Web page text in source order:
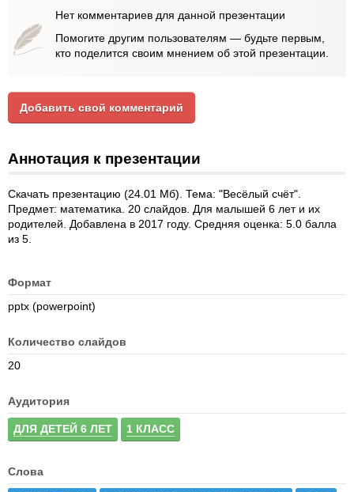
Нет комментариев для данной презентации
Помогите другим пользователям — будьте первым,
кто поделится своим мнением об этой презентации.
Добавить свой комментарий
Аннотация к презентации
Скачать презентацию (24.01 Мб). Тема: "Весёлый счёт".
Предмет: математика. 20 слайдов. Для малышей 6 лет и их
родителей. Добавлена в 2017 году. Средняя оценка: 5.0 балла
из 5.
Формат
pptx (powerpoint)
Количество слайдов
20
Аудитория
ДЛЯ ДЕТЕЙ 6 ЛЕТ 1 КЛАСС
Слова